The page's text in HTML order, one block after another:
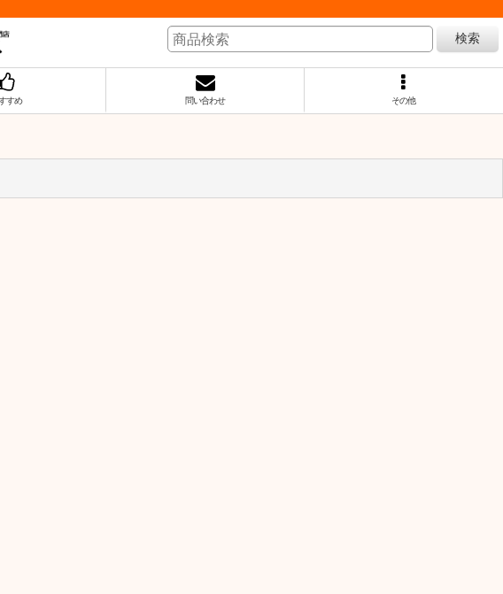
検索
すめ 問い合わせ その他